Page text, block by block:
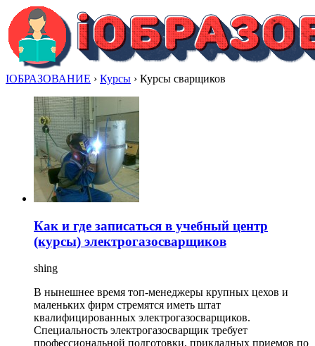
IОБРАЗОВАНИЕ › Курсы › Курсы сварщиков
Как и где записаться в учебный центр
(курсы) электрогазосварщиков
shing
В нынешнее время топ-менеджеры крупных цехов и
маленьких фирм стремятся иметь штат
квалифицированных электрогазосварщиков.
Специальность электрогазосварщик требует
профессиональной подготовки, прикладных приемов по